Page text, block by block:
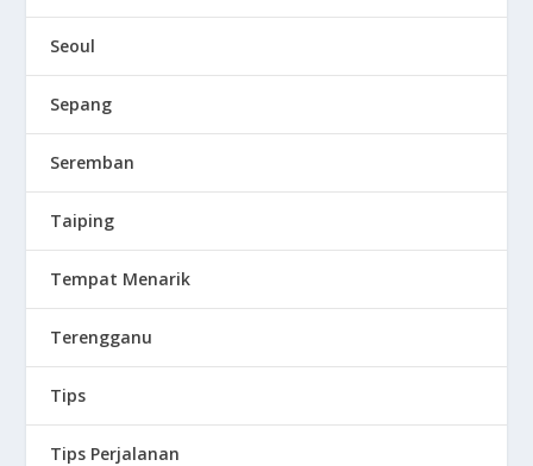
Seoul
Sepang
Seremban
Taiping
Tempat Menarik
Terengganu
Tips
Tips Perjalanan